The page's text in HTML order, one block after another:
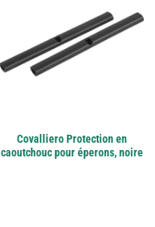
Covalliero Protection en
caoutchouc pour éperons, noire